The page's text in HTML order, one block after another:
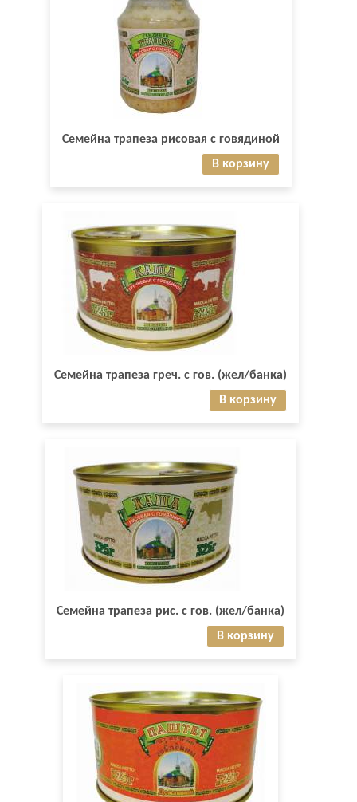
Семейна трапеза рисовая с говядиной
В корзину
Семейна трапеза греч. с гов. (жел/банка)
В корзину
Семейна трапеза рис. с гов. (жел/банка)
В корзину